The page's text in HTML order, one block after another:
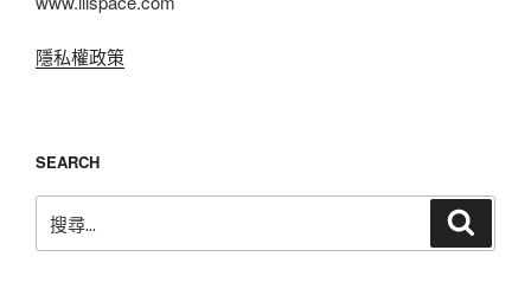
隱私權政策
SEARCH
尋